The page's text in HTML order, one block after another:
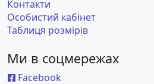
Контакти
Особистий кабінет
Таблиця розмірів
Ми в соцмережах
Facebook